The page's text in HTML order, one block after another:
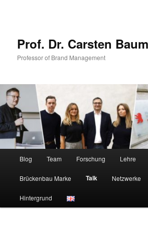
Prof. Dr. Carsten
Professor of Brand Management
Blog Team Forschung Lehre
Brückenbau Marke Talk Netzwerke
Hintergrund